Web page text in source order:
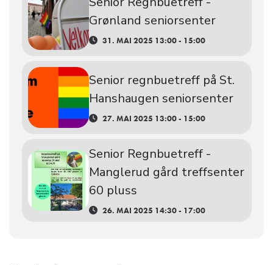
Grønland seniorsenter
31. MAI 2025 13:00 - 15:00
Senior regnbuetreff på St.
Hanshaugen seniorsenter
27. MAI 2025 13:00 - 15:00
Senior Regnbuetreff -
Manglerud gård treffsenter
60 pluss
26. MAI 2025 14:30 - 17:00